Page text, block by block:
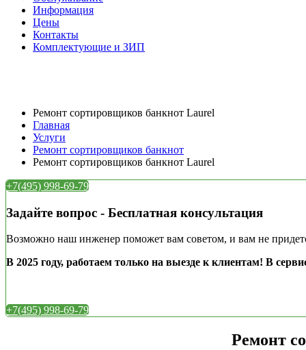
Информация
Цены
Контакты
Комплектующие и ЗИП
Ремонт сортировщиков банкнот Laurel
Главная
Услуги
Ремонт сортировщиков банкнот
Ремонт сортировщиков банкнот Laurel
+7(495) 998-69-79
Задайте вопрос - Бесплатная консультация
Возможно наш инженер поможет вам советом, и вам не
В 2025 году, работаем только на выезде к клиентам! В
+7(495) 998-69-79
Ремонт